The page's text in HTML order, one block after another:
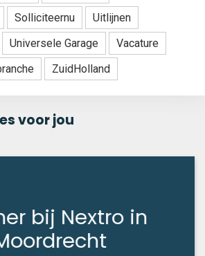
Solliciteernu
Uitlijnen
Universele Garage
Vacature
ZuidHolland
voor jou
bij Nextro in